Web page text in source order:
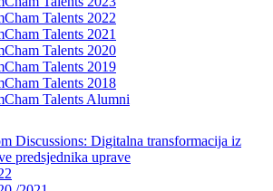
Talents 2022
Talents 2021
Talents 2020
Talents 2019
Talents 2018
Talents Alumni
Discussions: Digitalna transformacija iz
predsjednika uprave